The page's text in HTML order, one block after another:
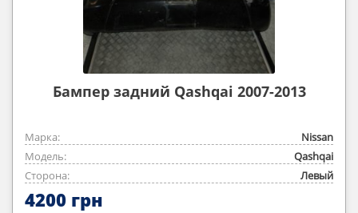
Бампер задний Qashqai 2007-2013
Марка:
Nissan
Модель:
Qashqai
Сторона:
Левый
4200 грн